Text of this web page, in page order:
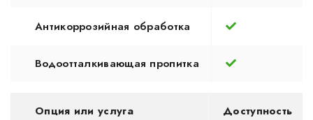
Антикоррозийная обработка
Водоотталкивающая пропитка
Опция или услуга Доступность